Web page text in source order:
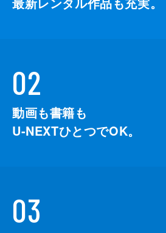
02
動画も書籍も
U-NEXTひとつでOK。
03